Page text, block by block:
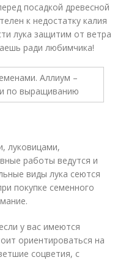
посадкой древесной
к недостатку калия
лука защитим от ветра
ради любимчика!
луковицами,
работы ведутся и
виды лука сеются
покупке семенного
у вас имеются
ориентироваться на
соцветия, с